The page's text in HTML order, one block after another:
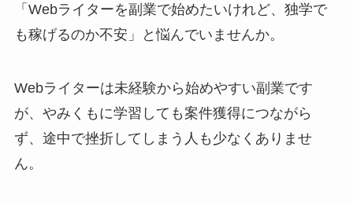
「Webライターを副業で始めたいけれど、独学で
も稼げるのか不安」と悩んでいませんか。
Webライターは未経験から始めやすい副業です
が、やみくもに学習しても案件獲得につながら
ず、途中で挫折してしまう人も少なくありませ
ん。